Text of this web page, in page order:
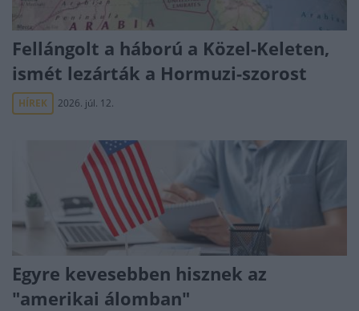
Fellángolt a háború a Közel-Keleten,
ismét lezárták a Hormuzi-szorost
HÍREK 2026. júl. 12.
Egyre kevesebben hisznek az
"amerikai álomban"